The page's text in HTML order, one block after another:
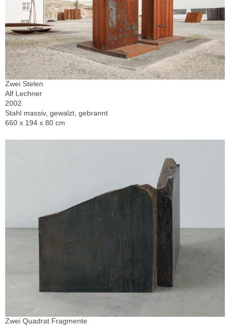
Zwei Stelen
Alf Lechner
2002
Stahl massiv, gewalzt, gebrannt
660 x 194 x 80 cm
Zwei Quadrat Fragmente